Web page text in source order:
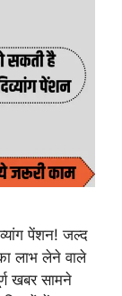
पेंशन! जल्द
लाभ लेने वाले
खबर सामने